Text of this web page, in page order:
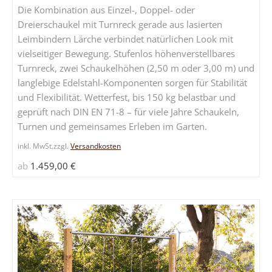
können
auf
der
gewählt
ab 1.459,00 €
Die Kombination aus Einzel-, Doppel- oder
Dreierschaukel mit Turnreck gerade aus lasierten
Leimbindern Lärche verbindet natürlichen Look mit
vielseitiger Bewegung. Stufenlos höhenverstellbares
Turnreck, zwei Schaukelhöhen (2,50 m oder 3,00 m) und
langlebige Edelstahl-Komponenten sorgen für Stabilität
und Flexibilität. Wetterfest, bis 150 kg belastbar und
geprüft nach DIN EN 71-8 – für viele Jahre Schaukeln,
Turnen und gemeinsames Erleben im Garten.
inkl. MwSt.zzgl. Versandkosten